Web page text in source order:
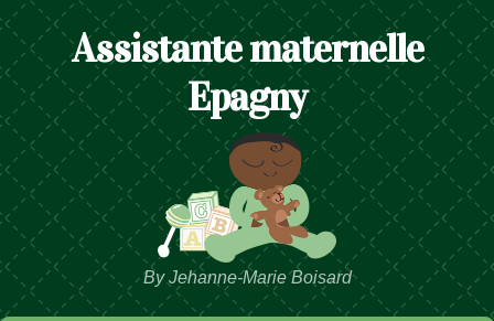
Assistante maternelle
Epagny
By Jehanne-Marie Boisard